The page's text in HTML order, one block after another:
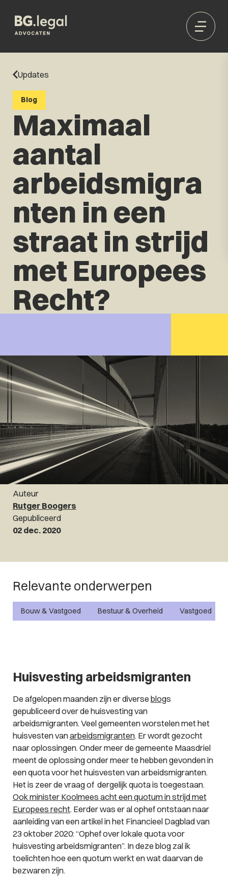
Updates
Blog
Maximaal
aantal
arbeidsmigra
nten in een
straat in strijd
met Europees
Recht?
Auteur
Rutger Boogers
Gepubliceerd
02 dec. 2020
Relevante onderwerpen
Bouw & Vastgoed Bestuur & Overheid Vastgoed
Huisvesting arbeidsmigranten
De afgelopen maanden zijn er diverse blogs
gepubliceerd over de huisvesting van
arbeidsmigranten. Veel gemeenten worstelen met het
huisvesten vanarbeidsmigranten. Er wordt gezocht
naar oplossingen. Onder meer de gemeente Maasdriel
meent de oplossing onder meer te hebben gevonden in
een quota voor het huisvesten van arbeidsmigranten.
Het is zeer de vraag of dergelijk quota is toegestaan.
Ook minister Koolmees acht een quotum in strijd met
Europees recht. Eerder was er al ophef ontstaan naar
aanleiding van een artikel in het Financieel Dagblad van
23 oktober 2020: “Ophef over lokale quota voor
huisvesting arbeidsmigranten”. In deze blog zal ik
toelichten hoe een quotum werkt en wat daarvan de
bezwaren zijn.